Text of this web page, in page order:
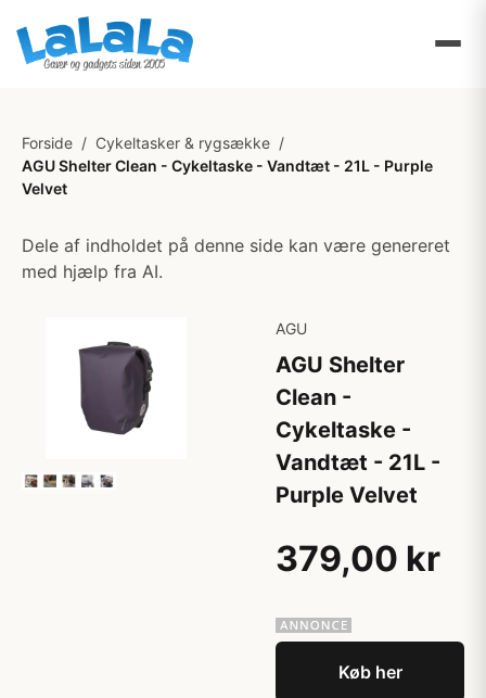
Forside / Cykeltasker & rygsække /
AGU Shelter Clean - Cykeltaske - Vandtæt - 21L - Purple
Velvet
Dele af indholdet på denne side kan være genereret
med hjælp fra AI.
AGU
AGU Shelter
Clean -
Cykeltaske -
Vandtæt - 21L -
Purple Velvet
379,00 kr
Køb her